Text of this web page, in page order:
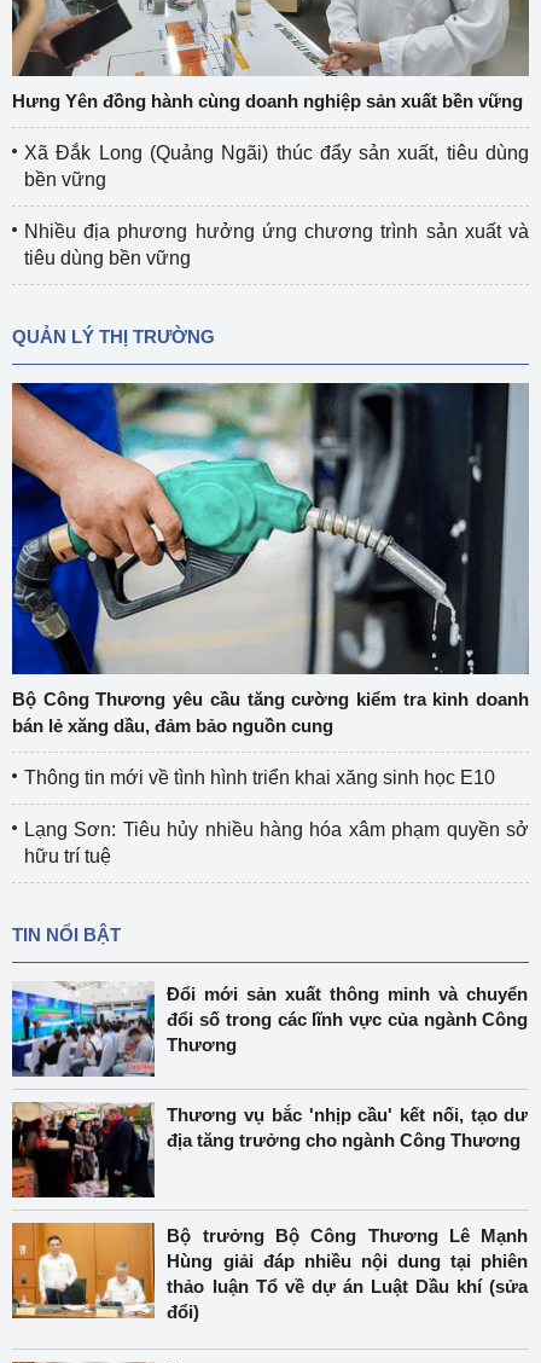
Hưng Yên đồng hành cùng doanh nghiệp sản xuất bền vững
Xã Đắk Long (Quảng Ngãi) thúc đẩy sản xuất, tiêu dùng
bền vững
Nhiều địa phương hưởng ứng chương trình sản xuất và
tiêu dùng bền vững
QUẢN LÝ THỊ TRƯỜNG
Bộ Công Thương yêu cầu tăng cường kiểm tra kinh doanh
bán lẻ xăng dầu, đảm bảo nguồn cung
Thông tin mới về tình hình triển khai xăng sinh học E10
Lạng Sơn: Tiêu hủy nhiều hàng hóa xâm phạm quyền sở
hữu trí tuệ
TIN NỔI BẬT
Đổi mới sản xuất thông minh và chuyển
đổi số trong các lĩnh vực của ngành Công
Thương
Thương vụ bắc 'nhịp cầu' kết nối, tạo dư
địa tăng trưởng cho ngành Công Thương
Bộ trưởng Bộ Công Thương Lê Mạnh
Hùng giải đáp nhiều nội dung tại phiên
thảo luận Tổ về dự án Luật Dầu khí (sửa
đổi)